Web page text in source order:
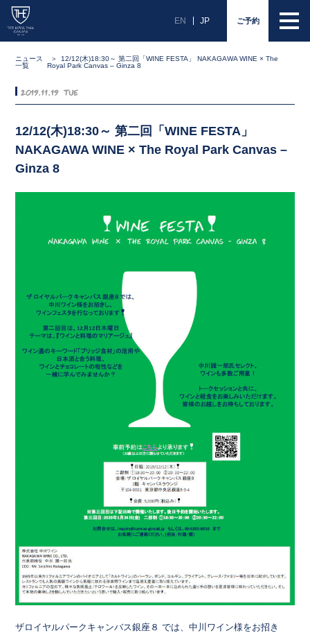
EN JP ご予約
ニュース
一覧
12/12(木)18:30～ 第二回「WINE FESTA」 NAKAGAWA WINE × The
Royal Park Canvas – Ginza 8
2019.11.19 Tue
12/12(木)18:30～ 第二回「WINE FESTA」
NAKAGAWA WINE × The Royal Park Canvas –
Ginza 8
ザロイヤルパークキャンバス銀座８ では、中川ワイン様をお招き